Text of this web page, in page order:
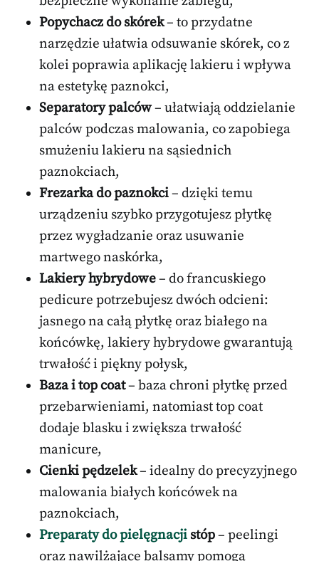
Popychacz do skórek– to przydatne
narzędzie ułatwia odsuwanie skórek, co z
kolei poprawia aplikację lakieru i wpływa
na estetykę paznokci,
Separatory palców– ułatwiają oddzielanie
palców podczas malowania, co zapobiega
smużeniu lakieru na sąsiednich
paznokciach,
Frezarka do paznokci– dzięki temu
urządzeniu szybko przygotujesz płytkę
przez wygładzanie oraz usuwanie
martwego naskórka,
Lakiery hybrydowe– do francuskiego
pedicure potrzebujesz dwóch odcieni:
jasnego na całą płytkę oraz białego na
końcówkę, lakiery hybrydowe gwarantują
trwałość i piękny połysk,
Baza i top coat– baza chroni płytkę przed
przebarwieniami, natomiast top coat
dodaje blasku i zwiększa trwałość
manicure,
Cienki pędzelek– idealny do precyzyjnego
malowania białych końcówek na
paznokciach,
Preparaty do pielęgnacji stóp– peelingi
oraz nawilżające balsamy pomogą